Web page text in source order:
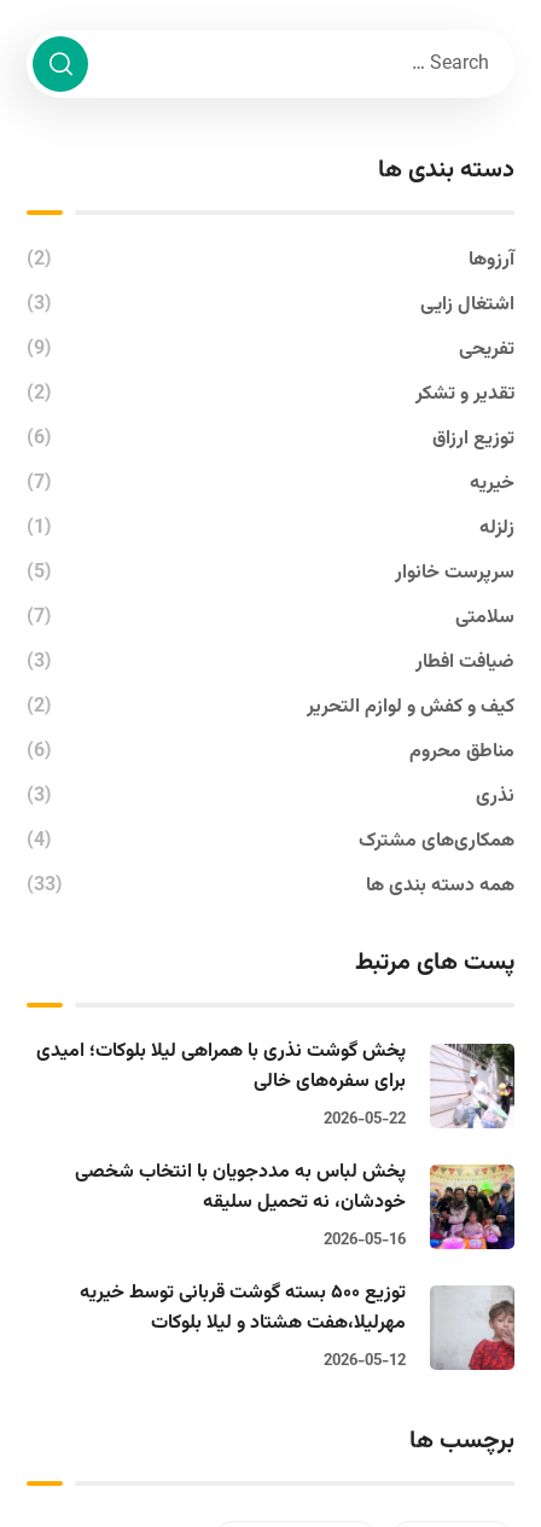
دسته بندی ها
آرزوها
(2)
اشتغال زایی
(3)
تفریحی
(9)
تقدیر و تشکر
(2)
توزیع ارزاق
(6)
خیریه
(7)
زلزله
(1)
سرپرست خانوار
(5)
سلامتی
(7)
ضیافت افطار
(3)
کیف و کفش و لوازم التحریر
(2)
مناطق محروم
(6)
نذری
(3)
همکاری‌های مشترک
(4)
همه دسته بندی ها
(33)
پست های مرتبط
پخش گوشت نذری با همراهی لیلا بلوکات؛ امیدی
برای سفره‌های خالی
2026-05-22
پخش لباس به مددجویان با انتخاب شخصی
خودشان، نه تحمیل سلیقه
2026-05-16
توزیع ۵۰۰ بسته گوشت قربانی توسط خیریه
مهرلیلا،‌هفت هشتاد و لیلا بلوکات
2026-05-12
برچسب ها